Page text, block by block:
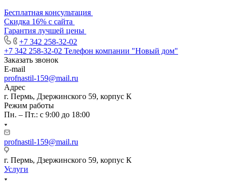
Бесплатная консультация
Скидка 16% с сайта
Гарантия лучшей цены
+7 342 258-32-02
+7 342 258-32-02 Телефон компании "Новый дом"
Заказать звонок
E-mail
profnastil-159@mail.ru
Адрес
г. Пермь, Дзержинского 59, корпус К
Режим работы
Пн. – Пт.: с 9:00 до 18:00
profnastil-159@mail.ru
г. Пермь, Дзержинского 59, корпус К
Услуги